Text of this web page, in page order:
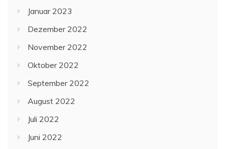
Januar 2023
Dezember 2022
November 2022
Oktober 2022
September 2022
August 2022
Juli 2022
Juni 2022